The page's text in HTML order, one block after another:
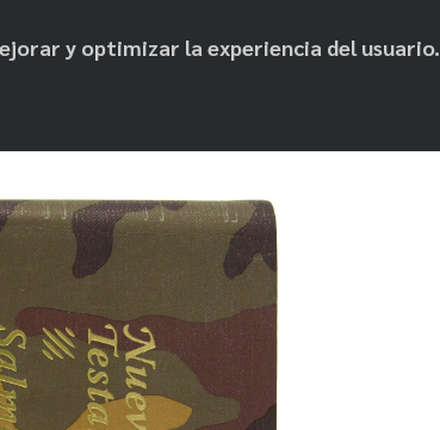
Proyecto Prensa
y optimizar la experiencia del usuario.